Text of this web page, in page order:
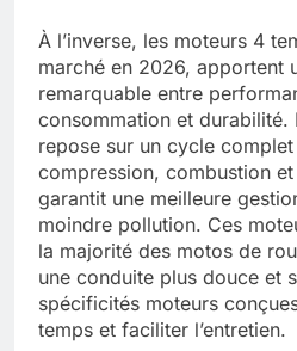
À l’inverse, les moteurs 4
marché en 2026, apportent
remarquable entre
consommation et durabilité.
repose sur un cycle complet
compression, combustion
garantit une meilleure
moindre pollution. Ces
la majorité des motos de
une conduite plus douce et
spécificités moteurs
temps et faciliter l’entretien.